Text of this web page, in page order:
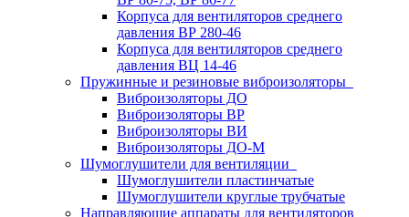
Корпуса для вентиляторов среднего
давления ВР 280-46
Корпуса для вентиляторов среднего
давления ВЦ 14-46
Пружинные и резиновые виброизоляторы
Виброизоляторы ДО
Виброизоляторы ВР
Виброизоляторы ВИ
Виброизоляторы ДО-М
Шумоглушители для вентиляции
Шумоглушители пластинчатые
Шумоглушители круглые трубчатые
Направляющие аппараты для вентиляторов